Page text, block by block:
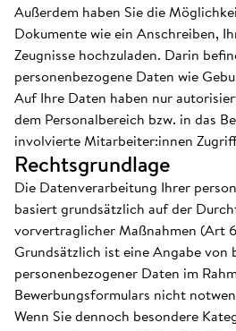
Außerdem haben Sie die
Dokumente wie ein Anschreiben,
Zeugnisse hochzuladen. Darin
personenbezogene Daten wie
Auf Ihre Daten haben nur
dem Personalbereich bzw. in das
involvierte Mitarbeiter:innen
Rechtsgrundlage
Die Datenverarbeitung Ihrer
basiert grundsätzlich auf der
vorvertraglicher Maßnahmen (Art
Grundsätzlich ist eine Angabe von
personenbezogener Daten im
Bewerbungsformulars nicht
Wenn Sie dennoch besondere